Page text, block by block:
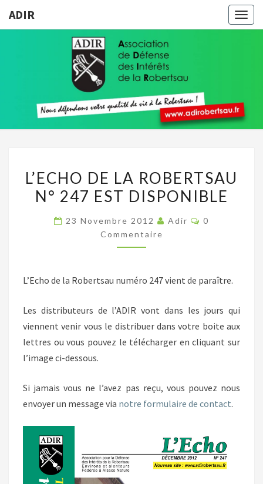
ADIR
ADIR
Votre
Qualité
De Vie À
Robertsau
DE
LA
247
DISPONIBLE
L’ECHO DE LA ROBERTSAU
N° 247 EST DISPONIBLE
23 Novembre 2012 Adir
0
Commentaire
L’Echo de la Robertsau numéro 247 vient de paraître.
Les distributeurs de l’ADIR vont dans les jours qui
viennent venir vous le distribuer dans votre boite aux
lettres ou vous pouvez le télécharger en cliquant sur
l’image ci-dessous.
Si jamais vous ne l’avez pas reçu, vous pouvez nous
envoyer un message via notre formulaire de contact.